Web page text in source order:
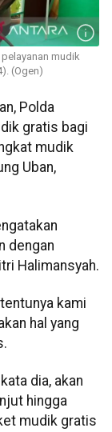
mudik
(Ogen)
Polda
gratis bagi
mudik
Uban,
dengan
Halimansyah.
kami
hal yang
dia, akan
hingga
mudik gratis